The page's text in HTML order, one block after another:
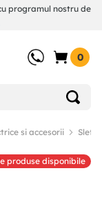
programul nostru de
0
si accesorii
produse disponibile